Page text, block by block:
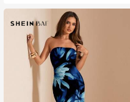
ดำแบบเซ็กซี่ ชุดเดรสหน้าอกจอมพึ่งไฟ
ชุดเซ็ทสองชิ้นสีดำ